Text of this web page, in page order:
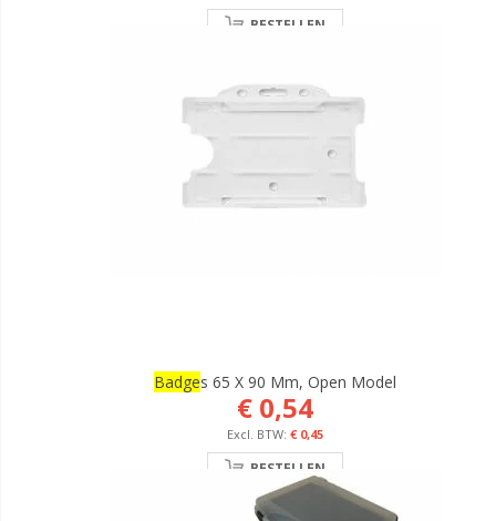
BESTELLEN
BadgeS 65 X 90 Mm, Open Model
€ 0,54
€ 0,45
BESTELLEN